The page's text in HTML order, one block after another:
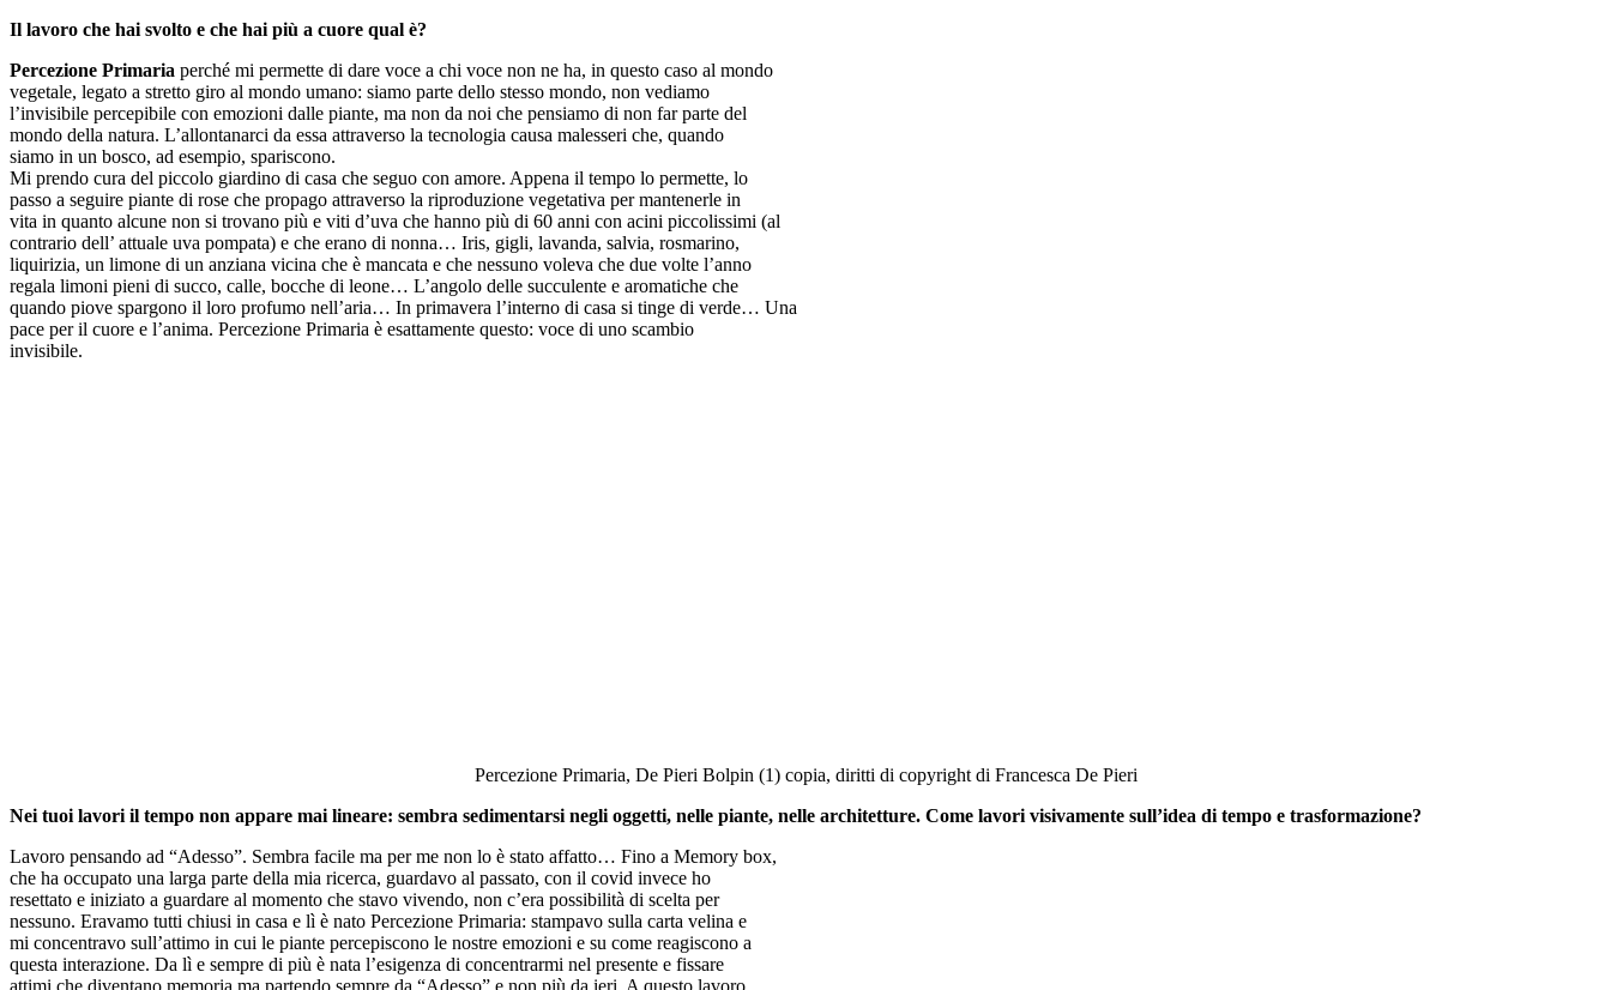
Il lavoro che hai svolto e che hai più a cuore qual è?
Percezione Primaria perché mi permette di dare voce a chi voce non ne ha, in questo caso al mondo
vegetale, legato a stretto giro al mondo umano: siamo parte dello stesso mondo, non vediamo
l’invisibile percepibile con emozioni dalle piante, ma non da noi che pensiamo di non far parte del
mondo della natura. L’allontanarci da essa attraverso la tecnologia causa malesseri che, quando
siamo in un bosco, ad esempio, spariscono.
Mi prendo cura del piccolo giardino di casa che seguo con amore. Appena il tempo lo permette, lo
passo a seguire piante di rose che propago attraverso la riproduzione vegetativa per mantenerle in
vita in quanto alcune non si trovano più e viti d’uva che hanno più di 60 anni con acini piccolissimi (al
contrario dell’ attuale uva pompata) e che erano di nonna… Iris, gigli, lavanda, salvia, rosmarino,
liquirizia, un limone di un anziana vicina che è mancata e che nessuno voleva che due volte l’anno
regala limoni pieni di succo, calle, bocche di leone… L’angolo delle succulente e aromatiche che
quando piove spargono il loro profumo nell’aria… In primavera l’interno di casa si tinge di verde… Una
pace per il cuore e l’anima. Percezione Primaria è esattamente questo: voce di uno scambio
invisibile.
Percezione Primaria, De Pieri Bolpin (1) copia, diritti di copyright di Francesca De Pieri
Nei tuoi lavori il tempo non appare mai lineare: sembra sedimentarsi negli oggetti, nelle piante, nelle architetture. Come lavori visivamente sull’idea di tempo e trasformazione?
Lavoro pensando ad “Adesso”. Sembra facile ma per me non lo è stato affatto… Fino a Memory box,
che ha occupato una larga parte della mia ricerca, guardavo al passato, con il covid invece ho
resettato e iniziato a guardare al momento che stavo vivendo, non c’era possibilità di scelta per
nessuno. Eravamo tutti chiusi in casa e lì è nato Percezione Primaria: stampavo sulla carta velina e
mi concentravo sull’attimo in cui le piante percepiscono le nostre emozioni e su come reagiscono a
questa interazione. Da lì e sempre di più è nata l’esigenza di concentrarmi nel presente e fissare
attimi che diventano memoria ma partendo sempre da “Adesso” e non più da ieri. A questo lavoro